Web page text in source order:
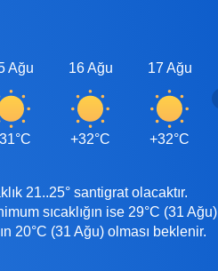
Ağu 16 Ağu
+32°C
17 Ağu
+32°C
21..25° santigrat olacaktır.
sıcaklığın ise 29°C (31 Ağu)
20°C (31 Ağu) olması beklenir.